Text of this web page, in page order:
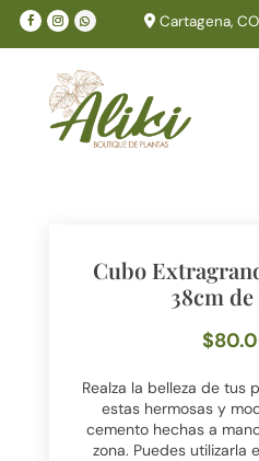
Cartagena, CO
Cubo
38cm
$
Realza la belleza de tus
estas hermosas y
cemento hechas a
zona. Puedes utilizarla